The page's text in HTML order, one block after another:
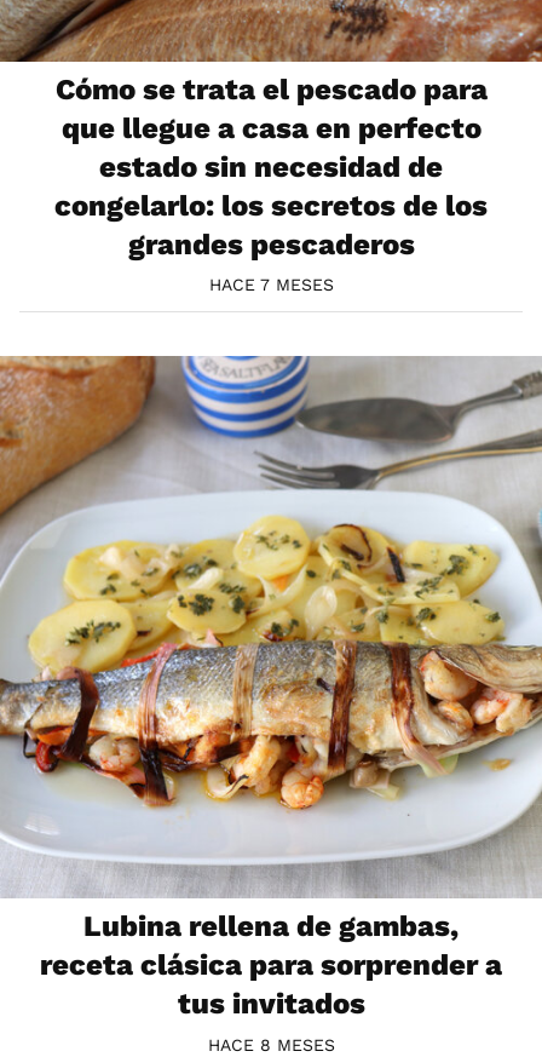
Cómo se trata el pescado para
que llegue a casa en perfecto
estado sin necesidad de
congelarlo: los secretos de los
grandes pescaderos
HACE 7 MESES
Lubina rellena de gambas,
receta clásica para sorprender a
tus invitados
HACE 8 MESES